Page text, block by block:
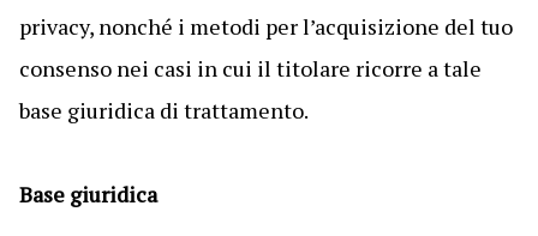
privacy, nonché i metodi per l’acquisizione del tuo
consenso nei casi in cui il titolare ricorre a tale
base giuridica di trattamento.
Base giuridica